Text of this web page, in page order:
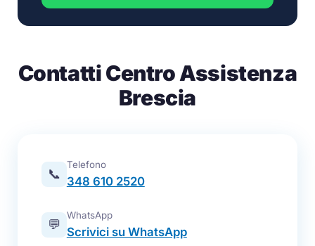
Contatti Centro Assistenza
Brescia
📞
Telefono
348 610 2520
💬
WhatsApp
Scrivici su WhatsApp